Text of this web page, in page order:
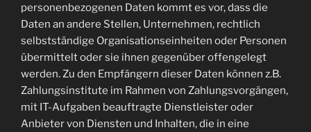
personenbezogenen Daten kommt es vor, dass die
Daten an andere Stellen, Unternehmen, rechtlich
selbstständige Organisationseinheiten oder Personen
übermittelt oder sie ihnen gegenüber offengelegt
werden. Zu den Empfängern dieser Daten können z.B.
Zahlungsinstitute im Rahmen von Zahlungsvorgängen,
mit IT-Aufgaben beauftragte Dienstleister oder
Anbieter von Diensten und Inhalten, die in eine